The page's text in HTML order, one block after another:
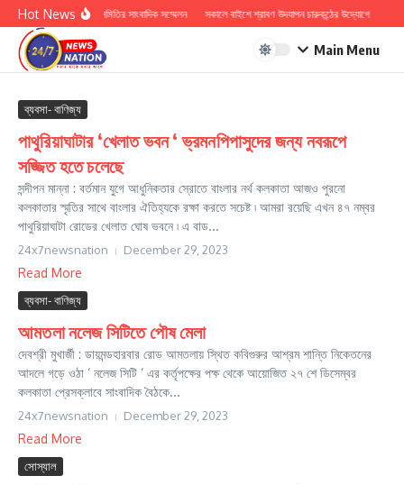
Skip to content
Hot Newsহিন্দু সুরক্ষা সমিতির সাংবাদিক সম্মেলন সকালে বাইশে শ্রাবণ উদযাপন চারুকন্ঠের উদ্যোগে
Main Menu
ব্যবসা- বাণিজ্য
পাথুরিয়াঘাটার ‘খেলাত ভবন ‘ ভ্রমনপিপাসুদের জন্য নবরূপে
সজ্জিত হতে চলেছে
সন্দীপন মান্না : বর্তমান যুগে আধুনিকতার স্রোতে বাংলার নর্থ কলকাতা আজও পুরনো
কলকাতার স্মৃতির সাথে বাংলার ঐতিহ্যকে রক্ষা করতে সচেষ্ট ৷ আমরা রয়েছি এখন ৪৭ নম্বর
পাথুরিয়াঘাটা রোডের খেলাত ঘোষ ভবনে ৷ এ বাড...
24x7newsnation December 29, 2023
Read More
ব্যবসা- বাণিজ্য
আমতলা নলেজ সিটিতে পৌষ মেলা
দেবশ্রী মুখার্জী : ডায়মন্ডহারবার রোড আমতলায় স্থিত কবিগুরুর আশ্রম শান্তি নিকেতনের
আদলে গড়ে ওঠা ‘ নলেজ সিটি ‘ এর কর্তৃপক্ষের পক্ষ থেকে আয়োজিত ২৭ শে ডিসেম্বর
কলকাতা প্রেসক্লাবে সাংবাদিক বৈঠকে...
24x7newsnation December 29, 2023
Read More
সোস্যাল